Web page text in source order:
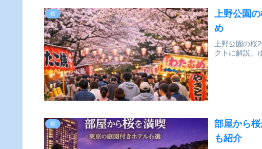
桜
上野公園
め
上野公園の
クトに解説。
桜
部屋から
も紹介